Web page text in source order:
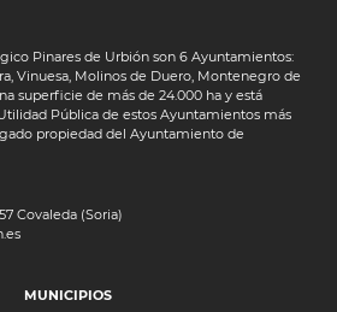
Pinares de Urbión son 6 Ayuntamientos:
Vinuesa, Molinos de Duero, Montenegro de
superficie de más de 24.000 ha y está
Pública de estos Ayuntamientos más
propiedad del Ayuntamiento de
Covaleda (Soria)
MUNICIPIOS